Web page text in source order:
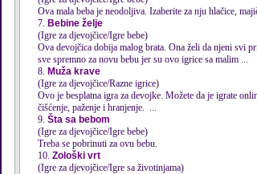
Ova mala beba je neodoljiva. Izaberite za nju hlačice,
7. Bebine želje
(Igre za djevojčice/Igre bebe)
Ova devojčica dobija malog brata. Ona želi da njeni svi
sve spremno za novu bebu jer su ovo igrice sa malim ...
8. Muža krave
(Igre za djevojčice/Razne igrice)
Ovo je besplatna igra za devojke. Možete da je igrate
čišćenje, paženje i hranjenje. ...
9. Šta sa bebom
(Igre za djevojčice/Igre bebe)
Treba se pobrinuti za ovu bebu.
10. Zološki vrt
(Igre za djevojčice/Igre sa životinjama)